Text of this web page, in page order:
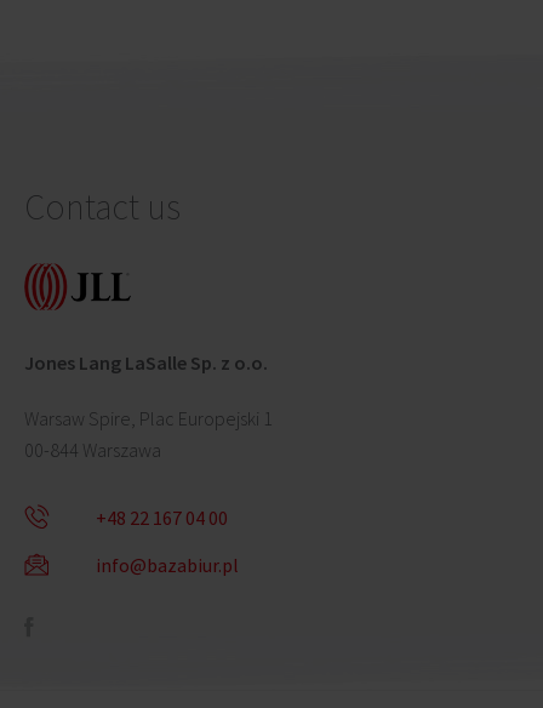
Contact us
Jones Lang LaSalle Sp. z o.o.
Warsaw Spire, Plac Europejski 1
00-844 Warszawa
+48 22 167 04 00
info@bazabiur.pl